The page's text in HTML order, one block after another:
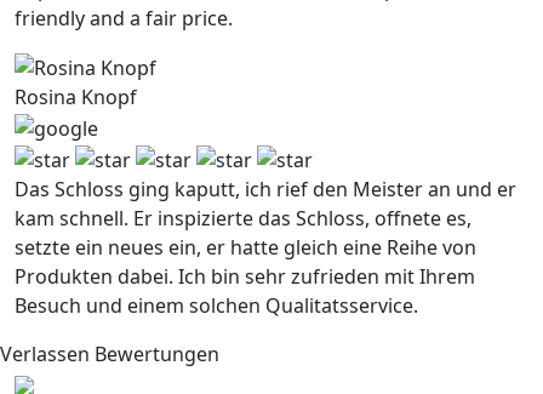
friendly and a fair price.
Rosina Knopf
Das Schloss ging kaputt, ich rief den Meister an und er
kam schnell. Er inspizierte das Schloss, offnete es,
setzte ein neues ein, er hatte gleich eine Reihe von
Produkten dabei. Ich bin sehr zufrieden mit Ihrem
Besuch und einem solchen Qualitatsservice.
Verlassen Bewertungen